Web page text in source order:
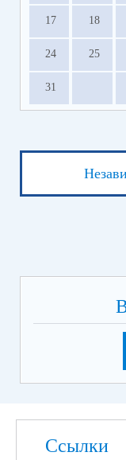
17 18
24 25
31
Ссылки